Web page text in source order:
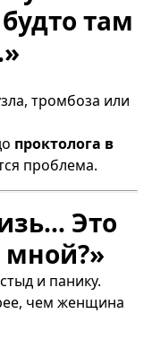
там
тромбоза или
проктолога в
проблема.
Это
мной?»
и панику.
чем женщина